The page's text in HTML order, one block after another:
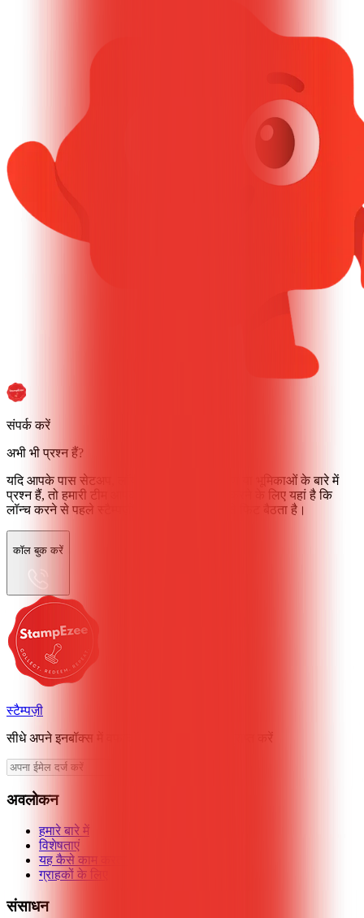
संपर्क करें
अभी भी प्रश्न हैं?
यदि आपके पास सेटअप, लॉयल्टी फ्लो, मूल्य निर्धारण या भूमिकाओं के बारे में
प्रश्न हैं, तो हमारी टीम आपको यह समझने में मदद करने के लिए यहां है कि
लॉन्च करने से पहले स्टैम्पज़ी आपके व्यवसाय में कैसे फिट बैठता है।
कॉल बुक करें
स्टैम्पज़ी
सीधे अपने इनबॉक्स में वफादारी टिप्स और अपडेट प्राप्त करें
अवलोकन
हमारे बारे में
विशेषताएं
यह कैसे काम करता है
ग्राहकों के लिए
संसाधन